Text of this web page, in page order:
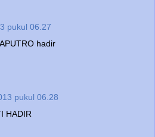
pukul 06.27
hadir
pukul 06.28
HADIR